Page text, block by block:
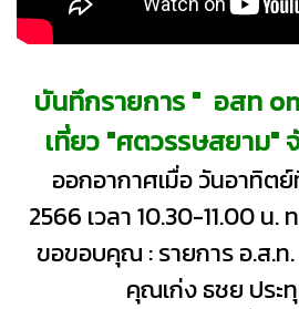
บันทึกรายการ " อสท
เที่ยว "ศตวรรษสยาม"
ออกอากาศเมื่อ วันอาทิต
2566 เวลา 10.30-11.00 น
ขอขอบคุณ : รายการ อ.ส.ท
คุณเก่ง ธชย ประ